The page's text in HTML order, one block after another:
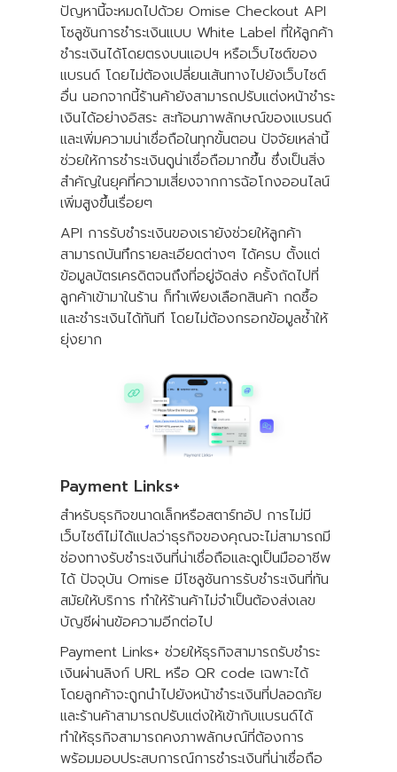
ปัญหานี้จะหมดไปด้วย Omise Checkout API
โซลูชันการชำระเงินแบบ White Label ที่ให้ลูกค้า
ชำระเงินได้โดยตรงบนแอปฯ หรือเว็บไซต์ของ
แบรนด์ โดยไม่ต้องเปลี่ยนเส้นทางไปยังเว็บไซต์
อื่น นอกจากนี้ร้านค้ายังสามารถปรับแต่งหน้าชำระ
เงินได้อย่างอิสระ สะท้อนภาพลักษณ์ของแบรนด์
และเพิ่มความน่าเชื่อถือในทุกขั้นตอน ปัจจัยเหล่านี้
ช่วยให้การชำระเงินดูน่าเชื่อถือมากขึ้น ซึ่งเป็นสิ่ง
สำคัญในยุคที่ความเสี่ยงจากการฉ้อโกงออนไลน์
เพิ่มสูงขึ้นเรื่อยๆ
API การรับชำระเงินของเรายังช่วยให้ลูกค้า
สามารถบันทึกรายละเอียดต่างๆ ได้ครบ ตั้งแต่
ข้อมูลบัตรเครดิตจนถึงที่อยู่จัดส่ง ครั้งถัดไปที่
ลูกค้าเข้ามาในร้าน ก็ทำเพียงเลือกสินค้า กดซื้อ
และชำระเงินได้ทันที โดยไม่ต้องกรอกข้อมูลซ้ำให้
ยุ่งยาก
Payment Links+
สำหรับธุรกิจขนาดเล็กหรือสตาร์ทอัป การไม่มี
เว็บไซต์ไม่ได้แปลว่าธุรกิจของคุณจะไม่สามารถมี
ช่องทางรับชำระเงินที่น่าเชื่อถือและดูเป็นมืออาชีพ
ได้ ปัจจุบัน Omise มีโซลูชันการรับชำระเงินที่ทัน
สมัยให้บริการ ทำให้ร้านค้าไม่จำเป็นต้องส่งเลข
บัญชีผ่านข้อความอีกต่อไป
Payment Links+ ช่วยให้ธุรกิจสามารถรับชำระ
เงินผ่านลิงก์ URL หรือ QR code เฉพาะได้
โดยลูกค้าจะถูกนำไปยังหน้าชำระเงินที่ปลอดภัย
และร้านค้าสามารถปรับแต่งให้เข้ากับแบรนด์ได้
ทำให้ธุรกิจสามารถคงภาพลักษณ์ที่ต้องการ
พร้อมมอบประสบการณ์การชำระเงินที่น่าเชื่อถือ